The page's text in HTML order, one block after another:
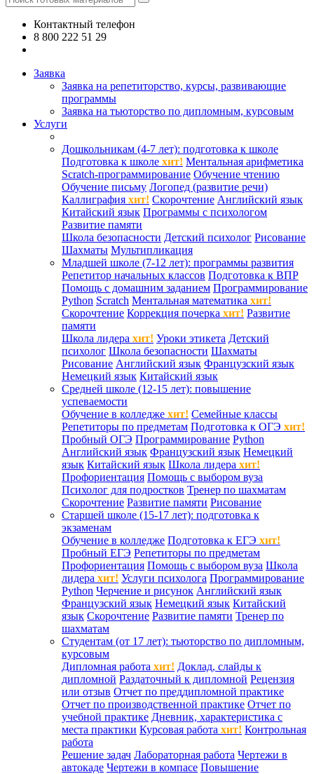
Контактный телефон
8 800 222 51 29
Заявка
Заявка на репетиторство, курсы, развивающие
программы
Заявка на тьюторство по дипломным, курсовым
Услуги
Дошкольникам (4-7 лет): подготовка к школе
Подготовка к школе хит! Ментальная арифметика
Scratch-программирование Обучение чтению
Обучение письму Логопед (развитие речи)
Каллиграфия хит! Скорочтение Английский язык
Китайский язык Программы с психологом
Развитие памяти
Школа безопасности Детский психолог Рисование
Шахматы Мультипликация
Младшей школе (7-12 лет): программы развития
Репетитор начальных классов Подготовка к ВПР
Помощь с домашним заданием Программирование
Python Scratch Ментальная математика хит!
Скорочтение Коррекция почерка хит! Развитие
памяти
Школа лидера хит! Уроки этикета Детский
психолог Школа безопасности Шахматы
Рисование Английский язык Французский язык
Немецкий язык Китайский язык
Средней школе (12-15 лет): повышение
успеваемости
Обучение в колледже хит! Семейные классы
Репетиторы по предметам Подготовка к ОГЭ хит!
Пробный ОГЭ Программирование Python
Английский язык Французский язык Немецкий
язык Китайский язык Школа лидера хит!
Профориентация Помощь с выбором вуза
Психолог для подростков Тренер по шахматам
Скорочтение Развитие памяти Рисование
Старшей школе (15-17 лет): подготовка к
экзаменам
Обучение в колледже Подготовка к ЕГЭ хит!
Пробный ЕГЭ Репетиторы по предметам
Профориентация Помощь с выбором вуза Школа
лидера хит! Услуги психолога Программирование
Python Черчение и рисунок Английский язык
Французский язык Немецкий язык Китайский
язык Скорочтение Развитие памяти Тренер по
шахматам
Студентам (от 17 лет): тьюторство по дипломным,
курсовым
Дипломная работа хит! Доклад, слайды к
дипломной Раздаточный к дипломной Рецензия
или отзыв Отчет по преддипломной практике
Отчет по производственной практике Отчет по
учебной практике Дневник, характеристика с
места практики Курсовая работа хит! Контрольная
работа
Решение задач Лабораторная работа Чертежи в
автокаде Чертежи в компасе Повышение